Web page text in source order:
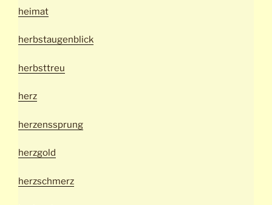
heimat
herbstaugenblick
herbsttreu
herz
herzenssprung
herzgold
herzschmerz